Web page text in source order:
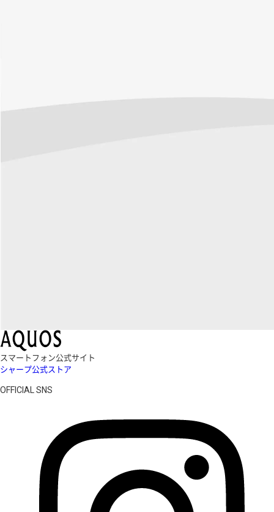
スマートフォン公式サイト
シャープ公式ストア
OFFICIAL SNS